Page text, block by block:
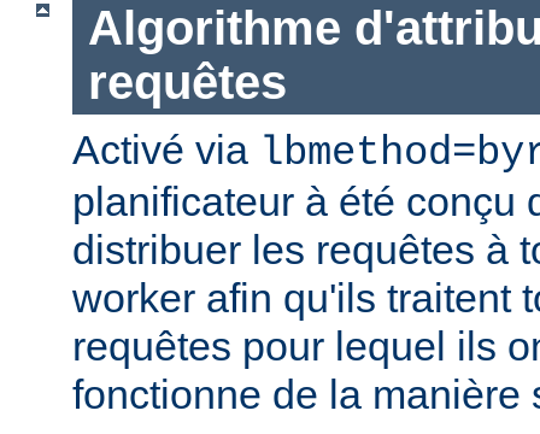
Algorithme
requêtes
Activé via
planificateur à été conçu
distribuer les requêtes à
worker afin qu'ils traitent
requêtes pour lequel ils
fonctionne de la manière